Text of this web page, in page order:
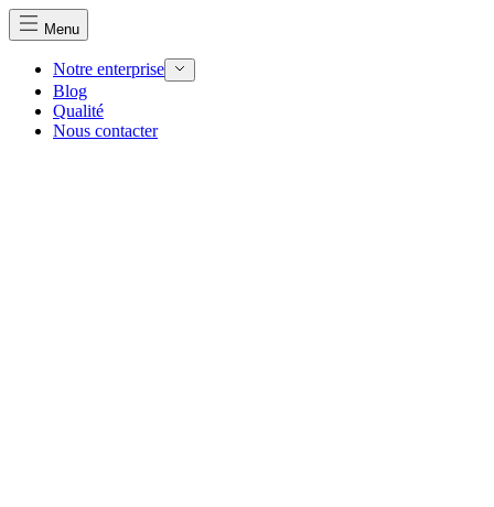
Menu
Notre enterprise
Blog
Qualité
Nous contacterNous partageons également des informations sur votre